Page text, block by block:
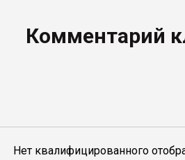
Комментарий
Нет квалифицированного